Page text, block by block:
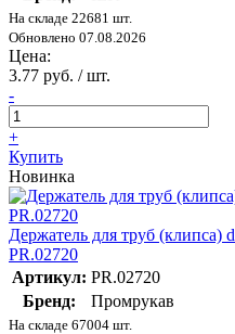
На складе 22681 шт.
Обновлено 07.08.2026
Цена:
3.77 руб. / шт.
-
+
Купить
Новинка
Держатель для труб
PR.02720
Артикул: PR.02720
Бренд:
Промрукав
На складе 67004 шт.